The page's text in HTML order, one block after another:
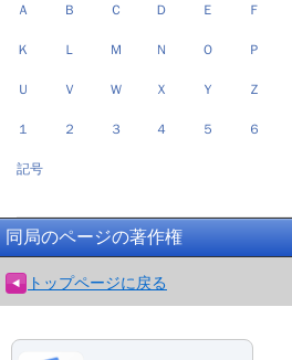
Ａ Ｂ Ｃ Ｄ Ｅ Ｆ
Ｋ Ｌ Ｍ Ｎ Ｏ Ｐ
Ｕ Ｖ Ｗ Ｘ Ｙ Ｚ
１ ２ ３ ４ ５ ６
記号
同局のページの著作権
トップページに戻る